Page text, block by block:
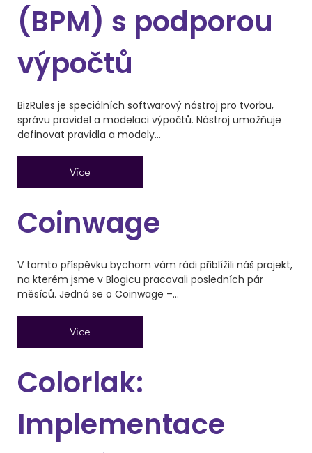
BizRules je speciálních softwarový nástroj pro tvorbu,
správu pravidel a modelaci výpočtů. Nástroj umožňuje
definovat pravidla a modely...
Více
(BPM) s podporou
výpočtů
V tomto příspěvku bychom vám rádi přiblížili náš projekt,
na kterém jsme v Blogicu pracovali posledních pár
měsíců. Jedná se o Coinwage –...
Více
Coinwage
Colorlak:
Implementace